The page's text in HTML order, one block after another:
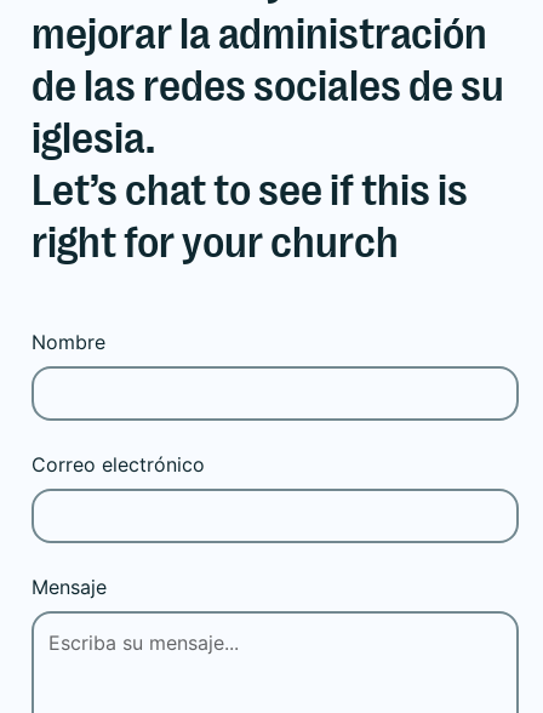
mejorar la administración
de las redes sociales de su
iglesia.
Let’s chat to see if this is
right for your church
Nombre
Correo electrónico
Mensaje